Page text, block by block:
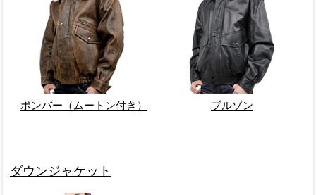
ボンバー（ムートン付き） ブルゾン
ダウンジャケット